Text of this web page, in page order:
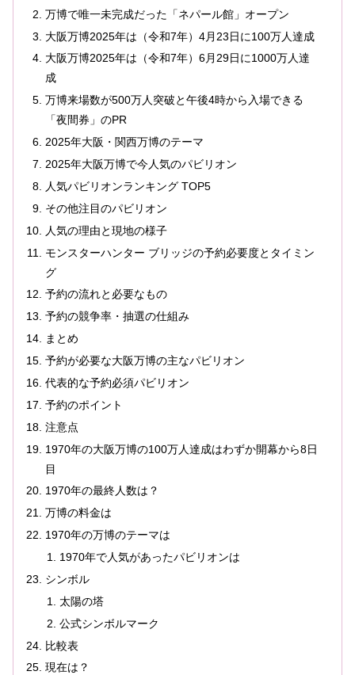
万博で唯一未完成だった「ネパール館」オープン
大阪万博2025年は（令和7年）4月23日に100万人達成
大阪万博2025年は（令和7年）6月29日に1000万人達
成
万博来場数が500万人突破と午後4時から入場できる
「夜間券」のPR
2025年大阪・関西万博のテーマ
2025年大阪万博で今人気のパビリオン
人気パビリオンランキング TOP5
その他注目のパビリオン
人気の理由と現地の様子
モンスターハンター ブリッジの予約必要度とタイミン
グ
予約の流れと必要なもの
予約の競争率・抽選の仕組み
まとめ
予約が必要な大阪万博の主なパビリオン
代表的な予約必須パビリオン
予約のポイント
注意点
1970年の大阪万博の100万人達成はわずか開幕から8日
目
1970年の最終人数は？
万博の料金は
1970年の万博のテーマは
1970年で人気があったパビリオンは
シンボル
太陽の塔
公式シンボルマーク
比較表
現在は？